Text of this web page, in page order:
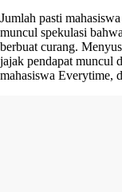
Jumlah pasti
muncul spekulasi
berbuat curang.
jajak pendapat muncul
mahasiswa Everytime,